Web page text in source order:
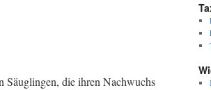
Säuglingen, die ihren Nachwuchs